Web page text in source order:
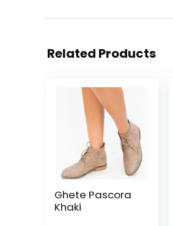
Related Products
Ghete Pascora
Khaki